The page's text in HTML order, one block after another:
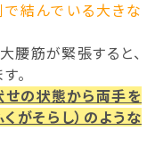
結んでいる大きな
腰筋が緊張すると、
。
せの状態から両手を
がそらし）のような